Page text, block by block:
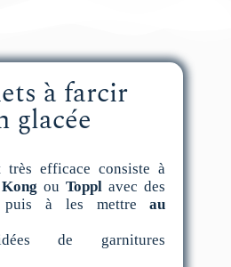
à farcir
glacée
efficace consiste à
Kong ou Topplavec des
puis à les mettreau
de garnitures